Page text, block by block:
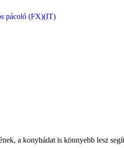
pácoló (FX)(IT)
a konyhádat is könnyebb lesz